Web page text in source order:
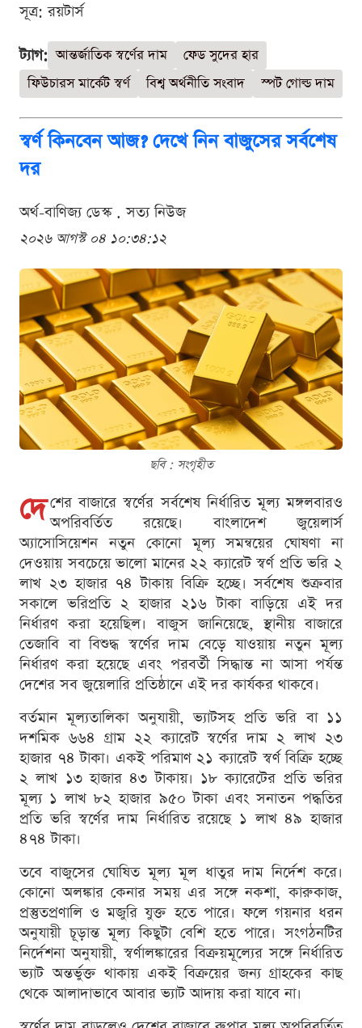
সূত্র: রয়টার্স
ট্যাগ: আন্তর্জাতিক স্বর্ণের দাম
ফেড সুদের হার
ফিউচারস মার্কেট স্বর্ণ
বিশ্ব অর্থনীতি সংবাদ স্পট গোল্ড দাম
স্বর্ণ কিনবেন আজ? দেখে নিন বাজুসের সর্বশেষ
দর
অর্থ-বাণিজ্য ডেস্ক . সত্য নিউজ
২০২৬ আগস্ট ০৪ ১০:৩৪:১২
ছবি : সংগৃহীত
দে শের বাজারে স্বর্ণের সর্বশেষ নির্ধারিত মূল্য মঙ্গলবারও
অপরিবর্তিত রয়েছে। বাংলাদেশ জুয়েলার্স
অ্যাসোসিয়েশন নতুন কোনো মূল্য সমন্বয়ের ঘোষণা না
দেওয়ায় সবচেয়ে ভালো মানের ২২ ক্যারেট স্বর্ণ প্রতি ভরি ২
লাখ ২৩ হাজার ৭৪ টাকায় বিক্রি হচ্ছে। সর্বশেষ শুক্রবার
সকালে ভরিপ্রতি ২ হাজার ২১৬ টাকা বাড়িয়ে এই দর
নির্ধারণ করা হয়েছিল। বাজুস জানিয়েছে, স্থানীয় বাজারে
তেজাবি বা বিশুদ্ধ স্বর্ণের দাম বেড়ে যাওয়ায় নতুন মূল্য
নির্ধারণ করা হয়েছে এবং পরবর্তী সিদ্ধান্ত না আসা পর্যন্ত
দেশের সব জুয়েলারি প্রতিষ্ঠানে এই দর কার্যকর থাকবে।
বর্তমান মূল্যতালিকা অনুযায়ী, ভ্যাটসহ প্রতি ভরি বা ১১
দশমিক ৬৬৪ গ্রাম ২২ ক্যারেট স্বর্ণের দাম ২ লাখ ২৩
হাজার ৭৪ টাকা। একই পরিমাণ ২১ ক্যারেট স্বর্ণ বিক্রি হচ্ছে
২ লাখ ১৩ হাজার ৪৩ টাকায়। ১৮ ক্যারেটের প্রতি ভরির
মূল্য ১ লাখ ৮২ হাজার ৯৫০ টাকা এবং সনাতন পদ্ধতির
প্রতি ভরি স্বর্ণের দাম নির্ধারিত রয়েছে ১ লাখ ৪৯ হাজার
৪৭৪ টাকা।
তবে বাজুসের ঘোষিত মূল্য মূল ধাতুর দাম নির্দেশ করে।
কোনো অলঙ্কার কেনার সময় এর সঙ্গে নকশা, কারুকাজ,
প্রস্তুতপ্রণালি ও মজুরি যুক্ত হতে পারে। ফলে গয়নার ধরন
অনুযায়ী চূড়ান্ত মূল্য কিছুটা বেশি হতে পারে। সংগঠনটির
নির্দেশনা অনুযায়ী, স্বর্ণালঙ্কারের বিক্রয়মূল্যের সঙ্গে নির্ধারিত
ভ্যাট অন্তর্ভুক্ত থাকায় একই বিক্রয়ের জন্য গ্রাহকের কাছ
থেকে আলাদাভাবে আবার ভ্যাট আদায় করা যাবে না।